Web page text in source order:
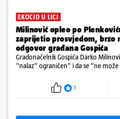
EKOCID U LICI
Milinović opleo po
zaprijetio prosvjedom, brzo
odgovor građana Gospića
Gradonačelnik Gospića Darko
"nalaz" ograničen" i da se "ne može
ga je naručio Uskok i da je dio spisa
1